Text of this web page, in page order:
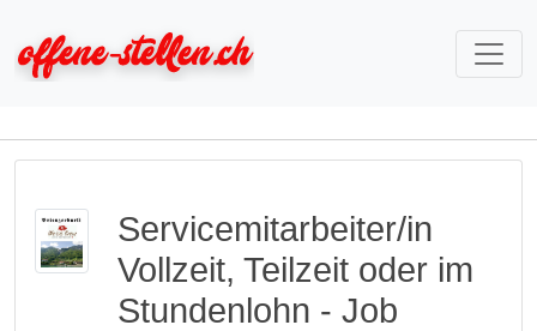
Servicemitarbeiter/in
Vollzeit, Teilzeit oder im
Stundenlohn - Job